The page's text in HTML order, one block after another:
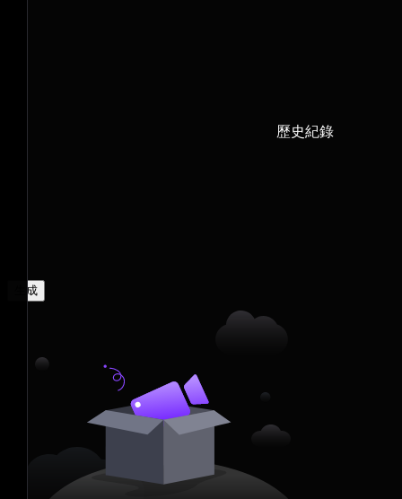
歷史紀錄
生成